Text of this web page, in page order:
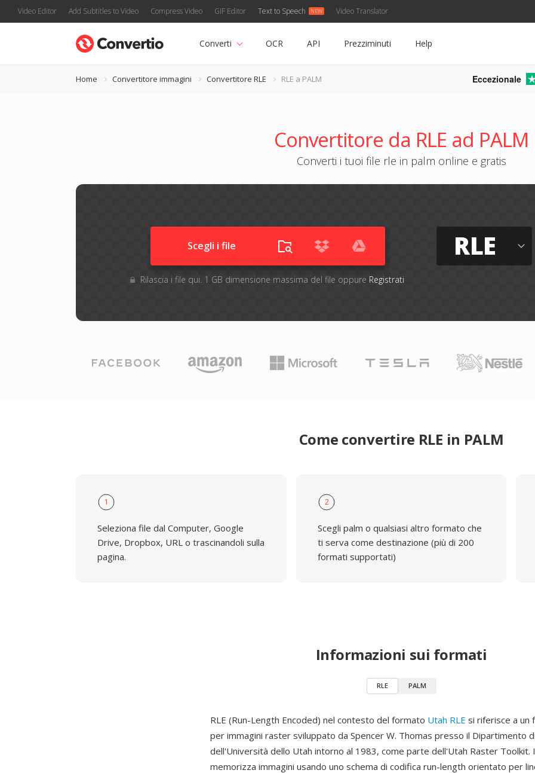
Video Editor Add Subtitles to Video Compress Video GIF Editor Text to Speech Video Translator
Converti OCR API Prezziminuti Help
Home Convertitore immagini Convertitore RLE RLE a PALM Eccezionale
Convertitore da RLE ad PALM
Converti i tuoi file rle in palm online e gratis
Scegli i file
Rilascia i file qui. 1 GB dimensione massima del file oppure Registrati
RLE
Come convertire RLE in PALM
1
Seleziona file dal Computer, Google
Drive, Dropbox, URL o trascinandoli sulla
pagina.
2
Scegli palm o qualsiasi altro formato che
ti serva come destinazione (più di 200
formati supportati)
Informazioni sui formati
RLE PALM
RLE (Run-Length Encoded) nel contesto del formato Utah RLE si riferisce a un
per immagini raster sviluppato da Spencer W. Thomas presso il Dipartimento
dell'Università dello Utah intorno al 1983, come parte dell'Utah Raster Toolkit.
memorizza immagini usando uno schema di codifica run-length orientato per